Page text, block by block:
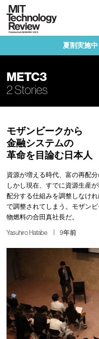
夏割実施中
METC3
2 Stories
モザンビークから
金融システムの
革命を目論む日本人
資源が増える時代、富の再配
しかし現在、すでに資源生産
配分する仕組みを調整しなけ
で調整されてしまう。モザン
物燃料の合田真社長だ。
Yasuhiro Hatabe 9年前